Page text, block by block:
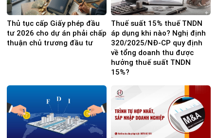
Thủ tục cấp Giấy phép đầu
tư 2026 cho dự án phải chấp
thuận chủ trương đầu tư
Thuế suất 15% thuế TNDN
áp dụng khi nào? Nghị định
320/2025/NĐ-CP quy định
về tổng doanh thu được
hưởng thuế suất TNDN
15%?